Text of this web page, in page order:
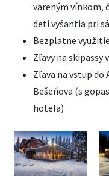
vareným vínkom,
deti vyšantia pri
Bezplatne
Zľavy na skipassy
Zľava na vstup do
Bešeňova (s
hotela)